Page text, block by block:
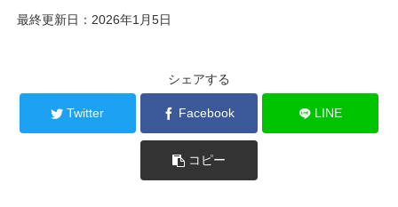
最終更新日：2026年1月5日
シェアする
Twitter Facebook LINE
コピー